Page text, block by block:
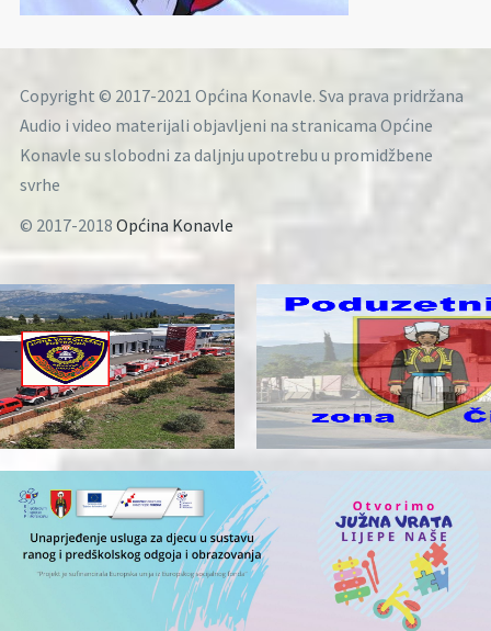
Copyright © 2017-2021 Općina Konavle. Sva prava pridržana
Audio i video materijali objavljeni na stranicama Općine
Konavle su slobodni za daljnju upotrebu u promidžbene
svrhe
© 2017-2018 Općina Konavle